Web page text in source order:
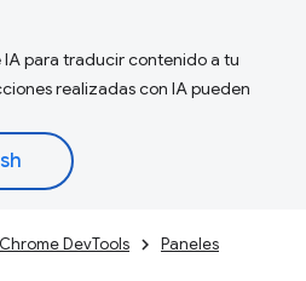
para traducir contenido a tu
realizadas con IA pueden
Chrome DevTools Paneles